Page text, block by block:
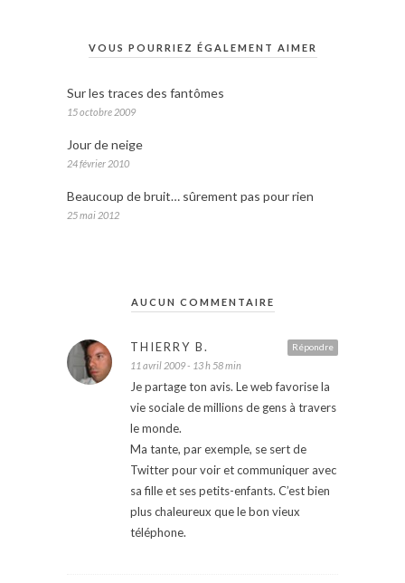
VOUS POURRIEZ ÉGALEMENT AIMER
Sur les traces des fantômes
15 octobre 2009
Jour de neige
24 février 2010
Beaucoup de bruit… sûrement pas pour rien
25 mai 2012
AUCUN COMMENTAIRE
Répondre
THIERRY B.
11 avril 2009 - 13 h 58 min
Je partage ton avis. Le web favorise la
vie sociale de millions de gens à travers
le monde.
Ma tante, par exemple, se sert de
Twitter pour voir et communiquer avec
sa fille et ses petits-enfants. C’est bien
plus chaleureux que le bon vieux
téléphone.